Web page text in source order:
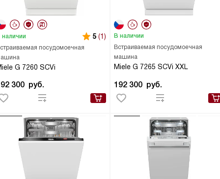
посудомоечная
G 7260 SCVi
наличии 5 (1)
300 руб.
Встраиваемая посудомоечная
машина
Miele G 7265 SCVi XXL
В наличии
192 300 руб.